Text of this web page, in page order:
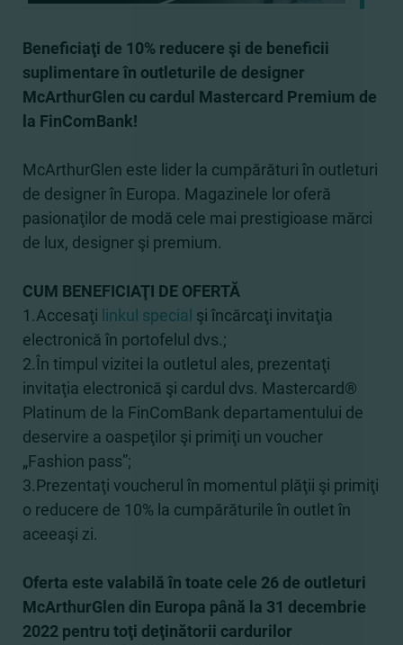
Beneficiaţi de 10% reducere şi de beneficii
suplimentare în outleturile de designer
McArthurGlen cu cardul Mastercard Premium de
la FinComBank!
McArthurGlen este lider la cumpărături în outleturi
de designer în Europa. Magazinele lor oferă
pasionaţilor de modă cele mai prestigioase mărci
de lux, designer şi premium.
CUM BENEFICIAŢI DE OFERTĂ
1.Accesaţi linkul special şi încărcaţi invitaţia
electronică în portofelul dvs.;
2.În timpul vizitei la outletul ales, prezentaţi
invitaţia electronică şi cardul dvs. Mastercard®
Platinum de la FinComBank departamentului de
deservire a oaspeţilor şi primiţi un voucher
„Fashion pass”;
3.Prezentaţi voucherul în momentul plăţii şi primiţi
o reducere de 10% la cumpărăturile în outlet în
aceeaşi zi.
Oferta este valabilă în toate cele 26 de outleturi
McArthurGlen din Europa până la 31 decembrie
2022 pentru toţi deţinătorii cardurilor